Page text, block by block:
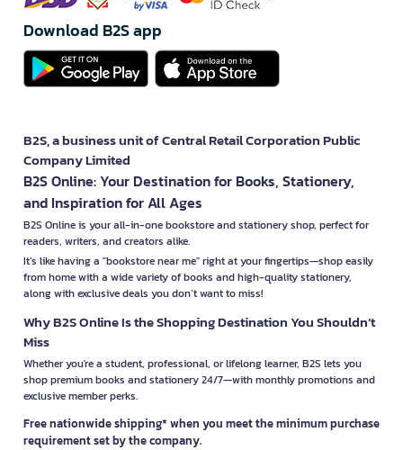
Download B2S app
B2S, a business unit of Central Retail Corporation Public
Company Limited
B2S Online: Your Destination for Books, Stationery,
and Inspiration for All Ages
B2S Online is your all-in-one bookstore and stationery shop, perfect for
readers, writers, and creators alike.
It’s like having a "bookstore near me" right at your fingertips—shop easily
from home with a wide variety of books and high-quality stationery,
along with exclusive deals you don’t want to miss!
Why B2S Online Is the Shopping Destination You Shouldn’t
Miss
Whether you're a student, professional, or lifelong learner, B2S lets you
shop premium books and stationery 24/7—with monthly promotions and
exclusive member perks.
Free nationwide shipping* when you meet the minimum purchase
requirement set by the company.